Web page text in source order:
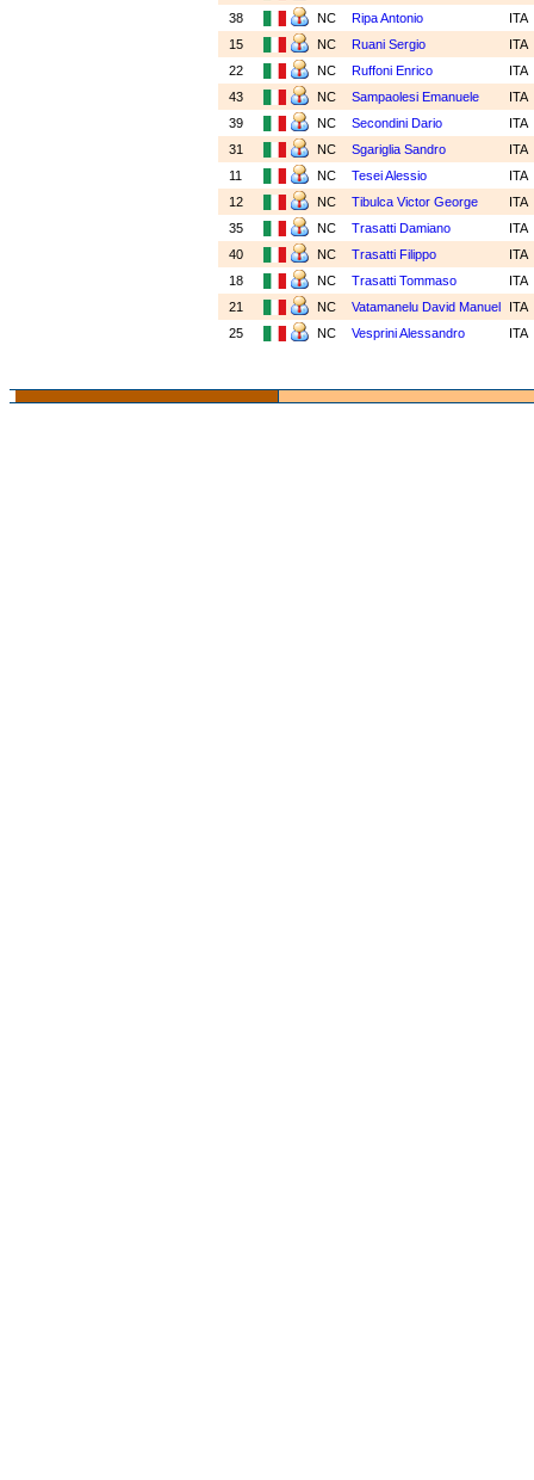
38
NC Ripa Antonio
ITA
15
NC Ruani Sergio
ITA
22
NC Ruffoni Enrico
ITA
43
NC Sampaolesi Emanuele
ITA
39
NC Secondini Dario
ITA
31
NC Sgariglia Sandro
ITA
11
NC Tesei Alessio
ITA
12
NC Tibulca Victor George
ITA
35
NC Trasatti Damiano
ITA
40
NC Trasatti Filippo
ITA
18
NC Trasatti Tommaso
ITA
21
NC Vatamanelu David Manuel
ITA
25
NC Vesprini Alessandro ITA